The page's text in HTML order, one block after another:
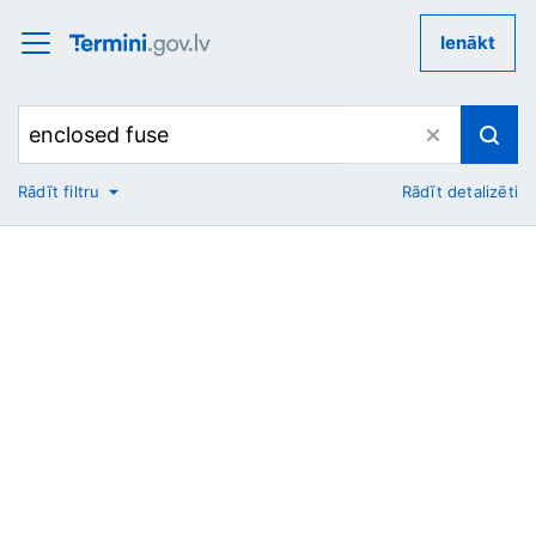
Ienākt
No
Rādīt filtru Rādīt detalizēti